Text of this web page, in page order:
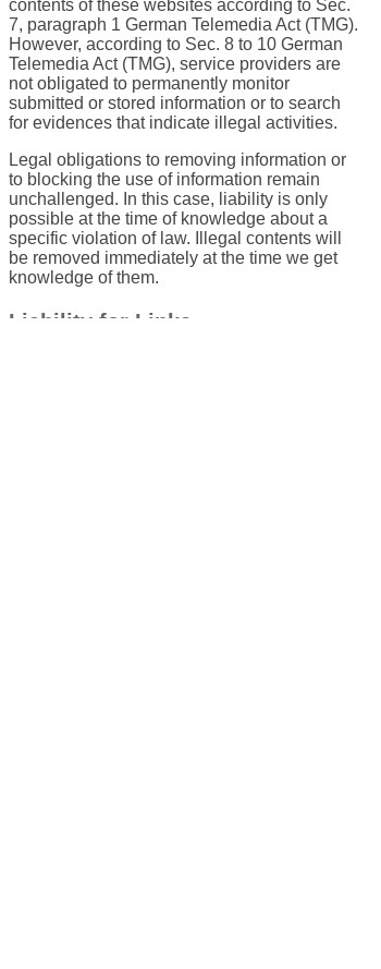
contents of these websites according to Sec.
7, paragraph 1 German Telemedia Act (TMG).
However, according to Sec. 8 to 10 German
Telemedia Act (TMG), service providers are
not obligated to permanently monitor
submitted or stored information or to search
for evidences that indicate illegal activities.
Legal obligations to removing information or
to blocking the use of information remain
unchallenged. In this case, liability is only
possible at the time of knowledge about a
specific violation of law. Illegal contents will
be removed immediately at the time we get
knowledge of them.
Liability for Links